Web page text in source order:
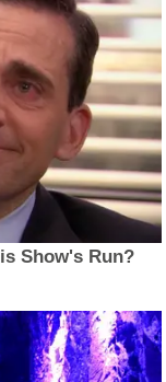
Show's Run?